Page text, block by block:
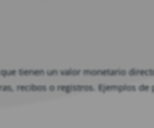
tienen un valor monetario
recibos o registros. Ejemplos de